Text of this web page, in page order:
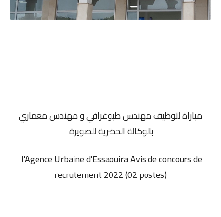
مباراة لتوظيف مهندس طبوغرافي و مهندس معماري
بالوكالة الحضرية للصويرة
l'Agence Urbaine d'Essaouira Avis de concours de
recrutement 2022 (02 postes)